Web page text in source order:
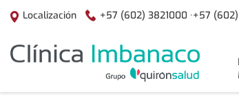
Localización +57 (602) 3821000 ·+57